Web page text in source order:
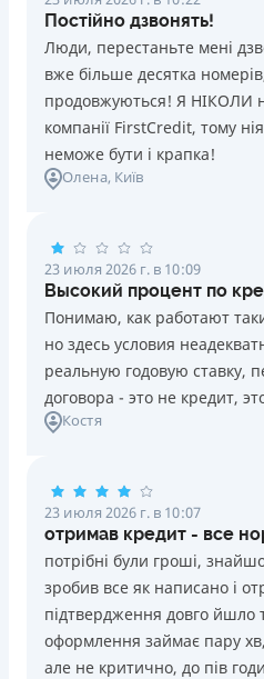
Постійно дзвонять!
Люди, перестаньте мені
вже більше десятка
продовжуються! Я НІКОЛИ
компанії FirstCredit, тому
неможе бути і крапка!
Олена, Київ
23 июля 2026 г. в 10:09
Высокий процент по
Понимаю, как работают
но здесь условия
реальную годовую ставку,
договора - это не кредит,
Костя
23 июля 2026 г. в 10:07
отримав кредит - все
потрібні були гроші,
зробив все як написано і
підтвердження довго йшло
оформлення займає пару
але не критично, до пів